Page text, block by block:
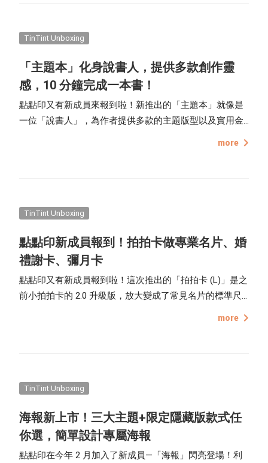
TinTint Unboxing
「主題本」化身說書人，提供多款創作靈
感，10 分鐘完成一本書！
點點印又有新成員來報到啦！新推出的「主題本」就像是
一位「說書人」，為作者提供多款的主題版型以及實用金
more
TinTint Unboxing
點點印新成員報到！拍拍卡做專業名片、婚
禮謝卡、彌月卡
點點印又有新成員報到啦！這次推出的「拍拍卡 (L)」是之
前小拍拍卡的 2.0 升級版，放大變成了常見名片的標準尺
more
TinTint Unboxing
海報新上市！三大主題+限定隱藏版款式任
你選，簡單設計專屬海報
點點印在今年 2 月加入了新成員—「海報」閃亮登場！利